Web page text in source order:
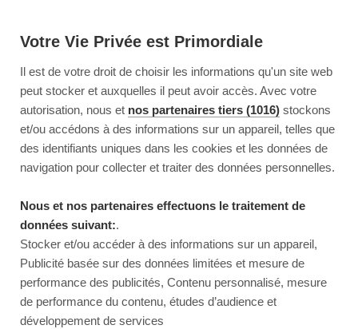
Votre Vie Privée est Primordiale
Il est de votre droit de choisir les informations qu'un site web
peut stocker et auxquelles il peut avoir accès. Avec votre
autorisation, nous et nos partenaires tiers (1016) stockons
et/ou accédons à des informations sur un appareil, telles que
des identifiants uniques dans les cookies et les données de
navigation pour collecter et traiter des données personnelles.
Nous et nos partenaires effectuons le traitement de
données suivant:.
Stocker et/ou accéder à des informations sur un appareil,
Publicité basée sur des données limitées et mesure de
performance des publicités, Contenu personnalisé, mesure
de performance du contenu, études d’audience et
développement de services